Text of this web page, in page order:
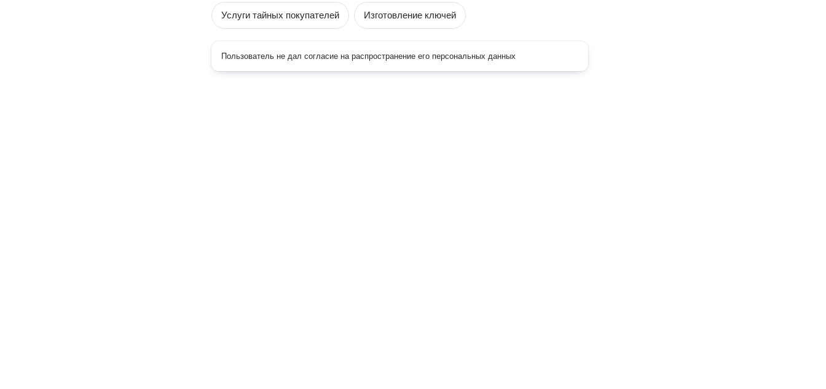
Услуги тайных покупателей Изготовление ключей
Пользователь не дал согласие на распространение его персональных данных